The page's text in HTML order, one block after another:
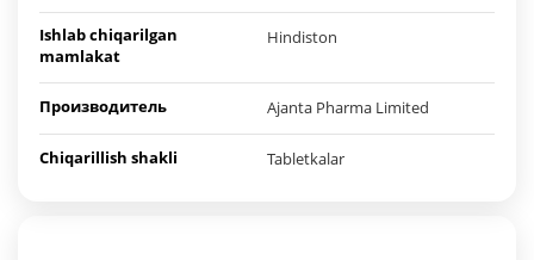
Ishlab chiqarilgan
mamlakat
Hindiston
Производитель Ajanta Pharma Limited
Chiqarillish shakli Tabletkalar